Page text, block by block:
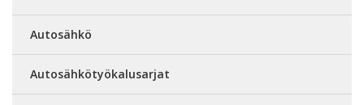
Autosähkö
Autosähkötyökalusarjat